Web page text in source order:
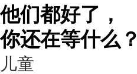
他们都好了，
你还在等什么？
儿童